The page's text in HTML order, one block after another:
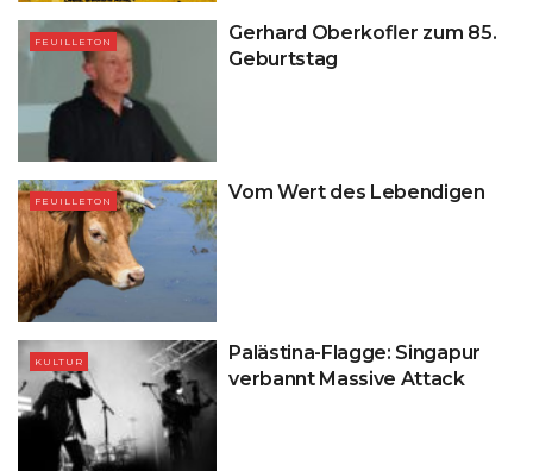
FEUILLETON
Gerhard Oberkofler zum 85.
Geburtstag
FEUILLETON Vom Wert des Lebendigen
KULTUR
Palästina-Flagge: Singapur
verbannt Massive Attack